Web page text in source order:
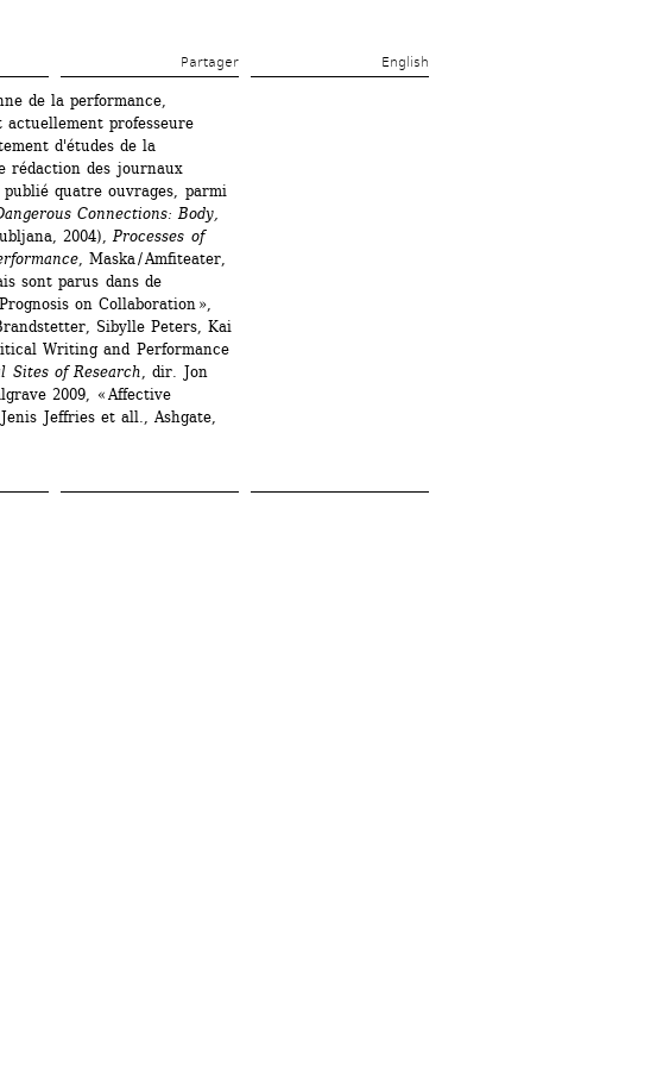
Partager English
de la performance,
professeure
d'études de la
rédaction des journaux
quatre ouvrages, parmi
Connections: Body,
2004), Processes of
, Maska / Amfiteater,
sont parus dans de
on Collaboration »,
Sibylle Peters, Kai
Writing and Performance
Sites of Research, dir. Jon
2009, « Affective
Jeffries et all., Ashgate,